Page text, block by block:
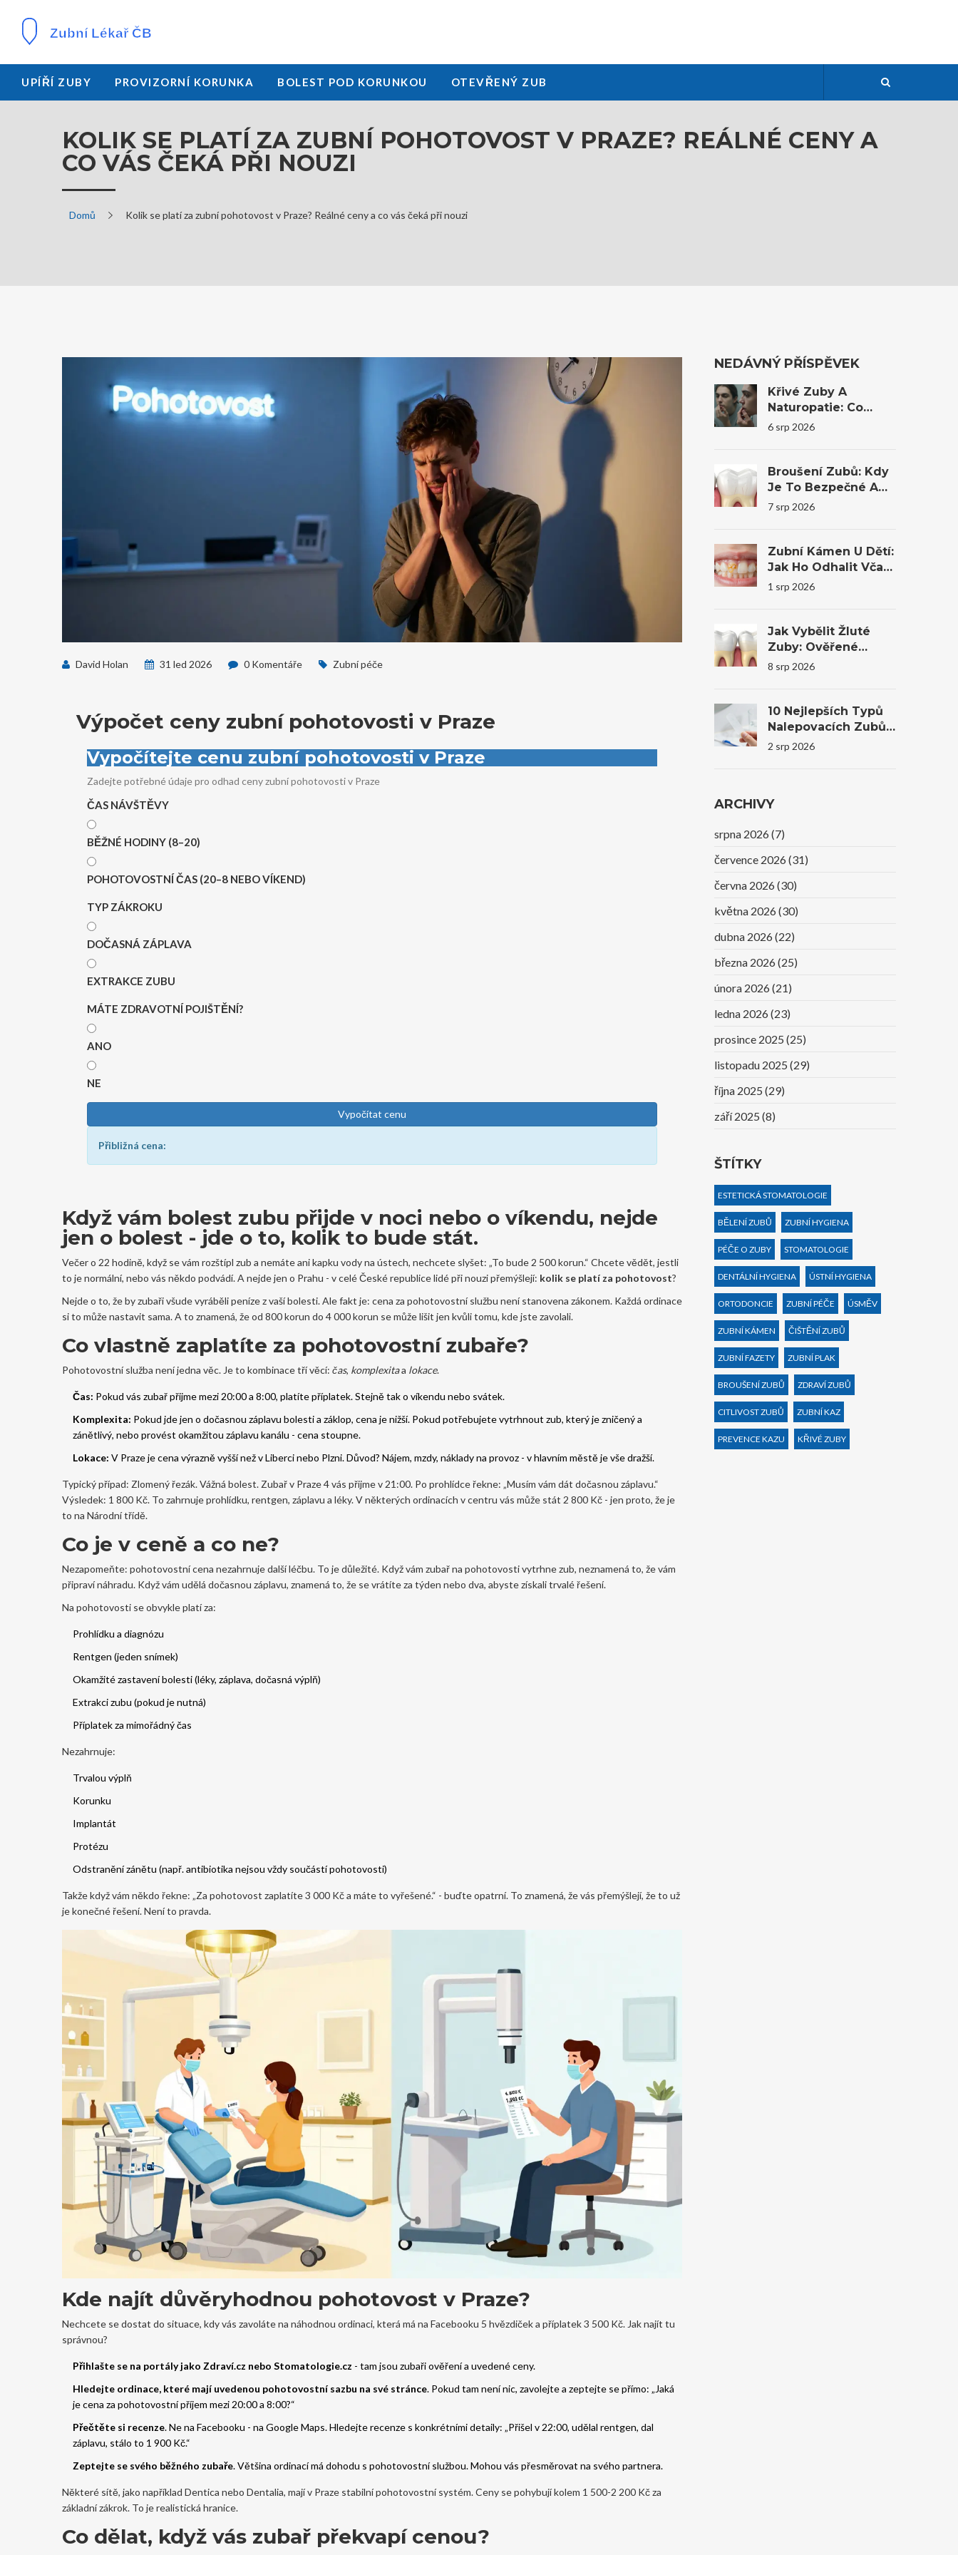
UPÍŘÍ ZUBY PROVIZORNÍ KORUNKA BOLEST POD KORUNKOU OTEVŘENÝ ZUB
KOLIK SE PLATÍ ZA ZUBNÍ POHOTOVOST V PRAZE? REÁLNÉ CENY A
CO VÁS ČEKÁ PŘI NOUZI
Domů Kolik se platí za zubní pohotovost v Praze? Reálné ceny a co vás čeká při nouzi
David Holan 31 led 2026 0 Komentáře Zubní péče
Výpočet ceny zubní pohotovosti v Praze
Vypočítejte cenu zubní pohotovosti v Praze
Zadejte potřebné údaje pro odhad ceny zubní pohotovosti v Praze
ČAS NÁVŠTĚVY
BĚŽNÉ HODINY (8–20)
POHOTOVOSTNÍ ČAS (20–8 NEBO VÍKEND)
TYP ZÁKROKU
DOČASNÁ ZÁPLAVA
EXTRAKCE ZUBU
MÁTE ZDRAVOTNÍ POJIŠTĚNÍ?
ANO
NE
Vypočítat cenu
Přibližná cena:
Když vám bolest zubu přijde v noci nebo o víkendu, nejde
jen o bolest - jde o to, kolik to bude stát.
Večer o 22 hodině, když se vám rozštípl zub a nemáte ani kapku vody na ústech, nechcete slyšet: „To bude 2 500 korun.“ Chcete vědět, jestli
to je normální, nebo vás někdo podvádí. A nejde jen o Prahu - v celé České republice lidé při nouzi přemýšlejí: kolik se platí za pohotovost?
Nejde o to, že by zubaři všude vyráběli peníze z vaší bolesti. Ale fakt je: cena za pohotovostní službu není stanovena zákonem. Každá ordinace
si to může nastavit sama. A to znamená, že od 800 korun do 4 000 korun se může lišit jen kvůli tomu, kde jste zavolali.
Co vlastně zaplatíte za pohotovostní zubaře?
Pohotovostní služba není jedna věc. Je to kombinace tří věcí: čas, komplexitaa lokace.
Čas: Pokud vás zubař přijme mezi 20:00 a 8:00, platíte příplatek. Stejně tak o víkendu nebo svátek.
Komplexita: Pokud jde jen o dočasnou záplavu bolesti a záklop, cena je nižší. Pokud potřebujete vytrhnout zub, který je zničený a
zánětlivý, nebo provést okamžitou záplavu kanálu - cena stoupne.
Lokace: V Praze je cena výrazně vyšší než v Liberci nebo Plzni. Důvod? Nájem, mzdy, náklady na provoz - v hlavním městě je vše dražší.
Typický případ: Zlomený řezák. Vážná bolest. Zubař v Praze 4 vás přijme v 21:00. Po prohlídce řekne: „Musím vám dát dočasnou záplavu.“
Výsledek: 1 800 Kč. To zahrnuje prohlídku, rentgen, záplavu a léky. V některých ordinacích v centru vás může stát 2 800 Kč - jen proto, že je
to na Národní třídě.
Co je v ceně a co ne?
Nezapomeňte: pohotovostní cena nezahrnuje další léčbu. To je důležité. Když vám zubař na pohotovosti vytrhne zub, neznamená to, že vám
připraví náhradu. Když vám udělá dočasnou záplavu, znamená to, že se vrátíte za týden nebo dva, abyste získali trvalé řešení.
Na pohotovosti se obvykle platí za:
Prohlídku a diagnózu
Rentgen (jeden snímek)
Okamžité zastavení bolesti (léky, záplava, dočasná výplň)
Extrakci zubu (pokud je nutná)
Příplatek za mimořádný čas
Nezahrnuje:
Trvalou výplň
Korunku
Implantát
Protézu
Odstranění zánětu (např. antibiotika nejsou vždy součástí pohotovosti)
Takže když vám někdo řekne: „Za pohotovost zaplatíte 3 000 Kč a máte to vyřešené.“ - buďte opatrní. To znamená, že vás přemýšlejí, že to už
je konečné řešení. Není to pravda.
Kde najít důvěryhodnou pohotovost v Praze?
Nechcete se dostat do situace, kdy vás zavoláte na náhodnou ordinaci, která má na Facebooku 5 hvězdiček a příplatek 3 500 Kč. Jak najít tu
správnou?
Přihlašte se na portály jako Zdraví.cz nebo Stomatologie.cz - tam jsou zubaři ověření a uvedené ceny.
Hledejte ordinace, které mají uvedenou pohotovostní sazbu na své stránce. Pokud tam není nic, zavolejte a zeptejte se přímo: „Jaká
je cena za pohotovostní příjem mezi 20:00 a 8:00?“
Přečtěte si recenze. Ne na Facebooku - na Google Maps. Hledejte recenze s konkrétními detaily: „Přišel v 22:00, udělal rentgen, dal
záplavu, stálo to 1 900 Kč.“
Zeptejte se svého běžného zubaře. Většina ordinací má dohodu s pohotovostní službou. Mohou vás přesměrovat na svého partnera.
Některé sítě, jako například Dentica nebo Dentalia, mají v Praze stabilní pohotovostní systém. Ceny se pohybují kolem 1 500-2 200 Kč za
základní zákrok. To je realistická hranice.
Co dělat, když vás zubař překvapí cenou?
NEDÁVNÝ PŘÍSPĚVEK
Křivé Zuby A
Naturopatie: Co
Reálně Pomůže A
6 srp 2026
Broušení Zubů: Kdy
Je To Bezpečné A
Kdy Bys Měl Raději
7 srp 2026
Zubní Kámen U Dětí:
Jak Ho Odhalit Včas
A Co Dělat?
1 srp 2026
Jak Vybělit Žluté
Zuby: Ověřené
Metody, Domácí
8 srp 2026
10 Nejlepších Typů
Nalepovacích Zubů
Na Trhu V Roce 2026
2 srp 2026
ARCHIVY
srpna 2026 (7)
července 2026 (31)
června 2026 (30)
května 2026 (30)
dubna 2026 (22)
března 2026 (25)
února 2026 (21)
ledna 2026 (23)
prosince 2025 (25)
listopadu 2025 (29)
října 2025 (29)
září 2025 (8)
ŠTÍTKY
ESTETICKÁ STOMATOLOGIE
BĚLENÍ ZUBŮ ZUBNÍ HYGIENA
PÉČE O ZUBY STOMATOLOGIE
DENTÁLNÍ HYGIENA ÚSTNÍ HYGIENA
ORTODONCIE ZUBNÍ PÉČE ÚSMĚV
ZUBNÍ KÁMEN ČIŠTĚNÍ ZUBŮ
ZUBNÍ FAZETY ZUBNÍ PLAK
BROUŠENÍ ZUBŮ ZDRAVÍ ZUBŮ
CITLIVOST ZUBŮ ZUBNÍ KAZ
PREVENCE KAZU KŘIVÉ ZUBY